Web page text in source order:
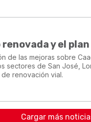
y el
de las mejoras sobre
sectores de San José,
renovación vial.
Cargar más